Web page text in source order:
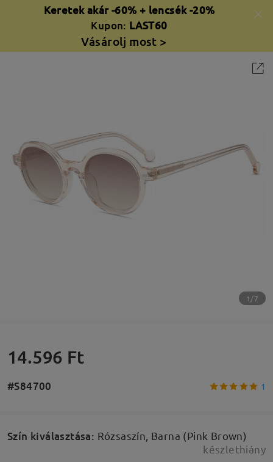
Keretek akár -60% + lencsék -20%
Kupon: LAST60
Vásárolj most >
1/7
14.596 Ft
#S84700 1
Szín kiválasztása: Rózsaszín, Barna (Pink Brown)
készlethiány